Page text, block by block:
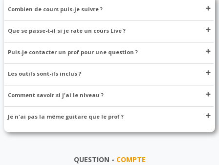
Combien de cours puis-je suivre ?
Que se passe-t-il si je rate un cours Live ?
Puis-je contacter un prof pour une question ?
Les outils sont-ils inclus ?
Comment savoir si j'ai le niveau ?
Je n'ai pas la même guitare que le prof ?
QUESTION - COMPTE